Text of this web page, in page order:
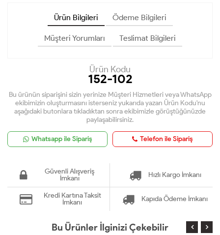
Ürün Bilgileri Ödeme Bilgileri
Müşteri Yorumları Teslimat Bilgileri
Ürün Kodu
152-102
Bu ürünün siparişini sizin yerinize Müşteri Hizmetleri veya WhatsApp
ekibimizin oluşturmasını isterseniz yukarıda yazan Ürün Kodu'nu
aşağıdaki butonlara tıkladıktan sonra ekibimizle görüştüğünüzde
paylaşabilirsiniz.
Whatsapp ile Sipariş Telefon ile Sipariş
Güvenli Alışveriş
İmkanı
Hızlı Kargo İmkanı
Kredi Kartına Taksit
İmkanı
Kapıda Ödeme İmkanı
Bu Ürünler İlginizi Çekebilir